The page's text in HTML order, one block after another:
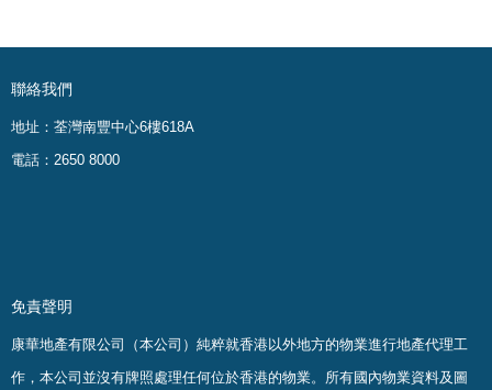
聯絡我們
地址：荃灣南豐中心6樓618A
電話：2650 8000
免責聲明
康華地產有限公司（本公司）純粹就香港以外地方的物業進行地產代理工
作，本公司並沒有牌照處理任何位於香港的物業。 所有國內物業資料及圖